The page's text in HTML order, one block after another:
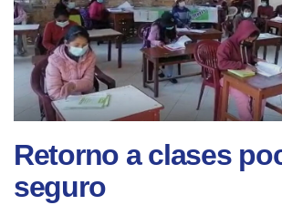
Retorno a clases
seguro